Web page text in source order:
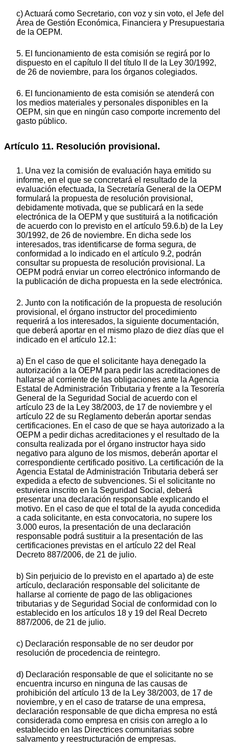
c) Actuará como Secretario, con voz y sin voto, el Jefe del
Área de Gestión Económica, Financiera y Presupuestaria
de la OEPM.
5. El funcionamiento de esta comisión se regirá por lo
dispuesto en el capítulo II del título II de la Ley 30/1992,
de 26 de noviembre, para los órganos colegiados.
6. El funcionamiento de esta comisión se atenderá con
los medios materiales y personales disponibles en la
OEPM, sin que en ningún caso comporte incremento del
gasto público.
Artículo 11. Resolución provisional.
1. Una vez la comisión de evaluación haya emitido su
informe, en el que se concretará el resultado de la
evaluación efectuada, la Secretaría General de la OEPM
formulará la propuesta de resolución provisional,
debidamente motivada, que se publicará en la sede
electrónica de la OEPM y que sustituirá a la notificación
de acuerdo con lo previsto en el artículo 59.6.b) de la Ley
30/1992, de 26 de noviembre. En dicha sede los
interesados, tras identificarse de forma segura, de
conformidad a lo indicado en el artículo 9.2, podrán
consultar su propuesta de resolución provisional. La
OEPM podrá enviar un correo electrónico informando de
la publicación de dicha propuesta en la sede electrónica.
2. Junto con la notificación de la propuesta de resolución
provisional, el órgano instructor del procedimiento
requerirá a los interesados, la siguiente documentación,
que deberá aportar en el mismo plazo de diez días que el
indicado en el artículo 12.1:
a) En el caso de que el solicitante haya denegado la
autorización a la OEPM para pedir las acreditaciones de
hallarse al corriente de las obligaciones ante la Agencia
Estatal de Administración Tributaria y frente a la Tesorería
General de la Seguridad Social de acuerdo con el
artículo 23 de la Ley 38/2003, de 17 de noviembre y el
artículo 22 de su Reglamento deberán aportar sendas
certificaciones. En el caso de que se haya autorizado a la
OEPM a pedir dichas acreditaciones y el resultado de la
consulta realizada por el órgano instructor haya sido
negativo para alguno de los mismos, deberán aportar el
correspondiente certificado positivo. La certificación de la
Agencia Estatal de Administración Tributaria deberá ser
expedida a efecto de subvenciones. Si el solicitante no
estuviera inscrito en la Seguridad Social, deberá
presentar una declaración responsable explicando el
motivo. En el caso de que el total de la ayuda concedida
a cada solicitante, en esta convocatoria, no supere los
3.000 euros, la presentación de una declaración
responsable podrá sustituir a la presentación de las
certificaciones previstas en el artículo 22 del Real
Decreto 887/2006, de 21 de julio.
b) Sin perjuicio de lo previsto en el apartado a) de este
artículo, declaración responsable del solicitante de
hallarse al corriente de pago de las obligaciones
tributarias y de Seguridad Social de conformidad con lo
establecido en los artículos 18 y 19 del Real Decreto
887/2006, de 21 de julio.
c) Declaración responsable de no ser deudor por
resolución de procedencia de reintegro.
d) Declaración responsable de que el solicitante no se
encuentra incurso en ninguna de las causas de
prohibición del artículo 13 de la Ley 38/2003, de 17 de
noviembre, y en el caso de tratarse de una empresa,
declaración responsable de que dicha empresa no está
considerada como empresa en crisis con arreglo a lo
establecido en las Directrices comunitarias sobre
salvamento y reestructuración de empresas.